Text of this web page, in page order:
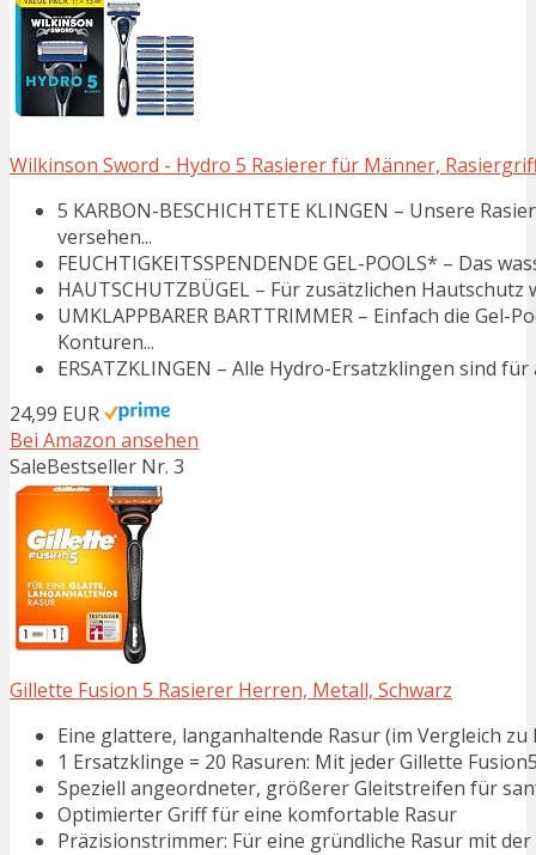
Wilkinson Sword - Hydro 5 Rasierer für Männer,
5 KARBON-BESCHICHTETE KLINGEN – Unsere
versehen...
FEUCHTIGKEITSSPENDENDE GEL-POOLS* – Das
HAUTSCHUTZBÜGEL – Für zusätzlichen
UMKLAPPBARER BARTTRIMMER – Einfach die
Konturen...
ERSATZKLINGEN – Alle Hydro-Ersatzklingen sind
24,99 EUR
Bei Amazon ansehen
SaleBestseller Nr. 3
Gillette Fusion 5 Rasierer Herren, Metall, Schwarz
Eine glattere, langanhaltende Rasur (im Vergleich
1 Ersatzklinge = 20 Rasuren: Mit jeder Gillette
Speziell angeordneter, größerer Gleitstreifen für
Optimierter Griff für eine komfortable Rasur
Präzisionstrimmer: Für eine gründliche Rasur mit